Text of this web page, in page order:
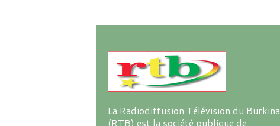
i
La Radiodiffusion Télévision du Burkina
(RTB) est la société publique de